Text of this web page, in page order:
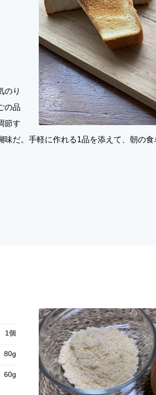
のり
の品
節す
だ。手軽に作れる1品を添えて、朝の食
1個
80g
60g